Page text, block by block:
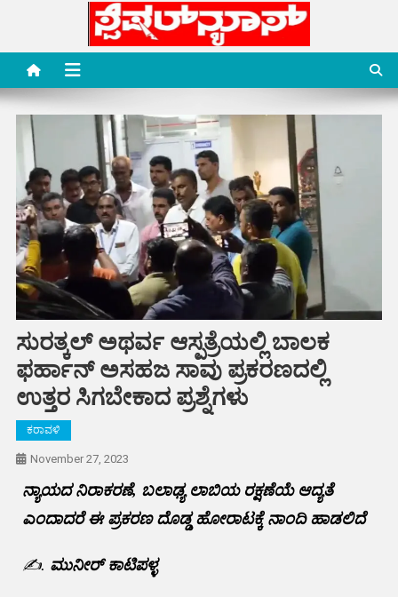
content
Special News Media
Special News Media
ಸುರತ್ಕಲ್ ಅಥರ್ವ ಆಸ್ಪತ್ರೆಯಲ್ಲಿ ಬಾಲಕ
ಫರ್ಹಾನ್ ಅಸಹಜ ಸಾವು ಪ್ರಕರಣದಲ್ಲಿ
ಉತ್ತರ ಸಿಗಬೇಕಾದ ಪ್ರಶ್ನೆಗಳು
ಕರಾವಳಿ
November 27, 2023
ನ್ಯಾಯದ ನಿರಾಕರಣೆ, ಬಲಾಢ್ಯ ಲಾಬಿಯ ರಕ್ಷಣೆಯೆ ಆದ್ಯತೆ
ಎಂದಾದರೆ ಈ ಪ್ರಕರಣ ದೊಡ್ಡ ಹೋರಾಟಕ್ಕೆ ನಾಂದಿ ಹಾಡಲಿದೆ
✍️. ಮುನೀರ್ ಕಾಟಿಪಳ್ಳ